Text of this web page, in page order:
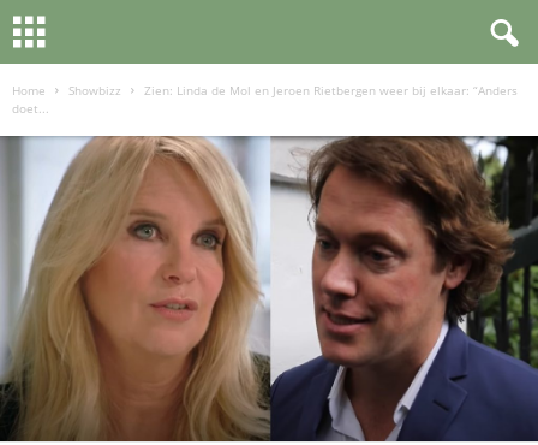
Home Showbizz
Zien: Linda de Mol en Jeroen Rietbergen weer bij elkaar: “Anders
doet...